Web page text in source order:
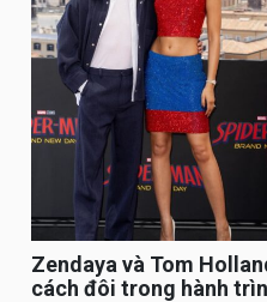
Zendaya và Tom
cách đôi trong hành